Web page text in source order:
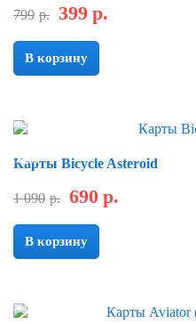
799 р. 399 р.
В корзину
Новинка
Скидка
Карты Bicycle Asteroid
1 090 р. 690 р.
В корзину
Скидка